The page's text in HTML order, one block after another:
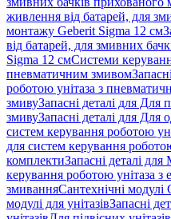
живлення від батарей, для
монтажу Geberit Sigma 12 см
від батарей, для змивних
Sigma 12 смСистеми
пневматичним змивом
роботою унітаза з
змивуЗапасні деталі для Для
змивуЗапасні деталі для Для
систем керування роботою
для систем керування
комплектиЗапасні деталі
керування роботою унітаза з
змиванняСантехнічні
модулі для унітазівЗапасні